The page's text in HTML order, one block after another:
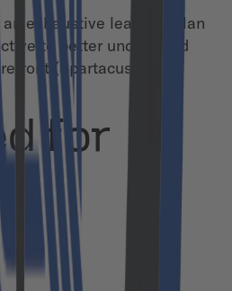
exhaustive learning plan
to better understand
(Spartacus).
for